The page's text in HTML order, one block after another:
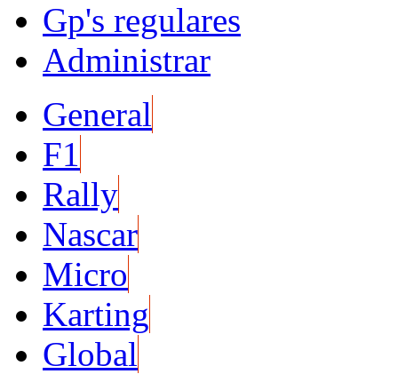
Gp's regulares
Administrar
General
F1
Rally
Nascar
Micro
Karting
Global